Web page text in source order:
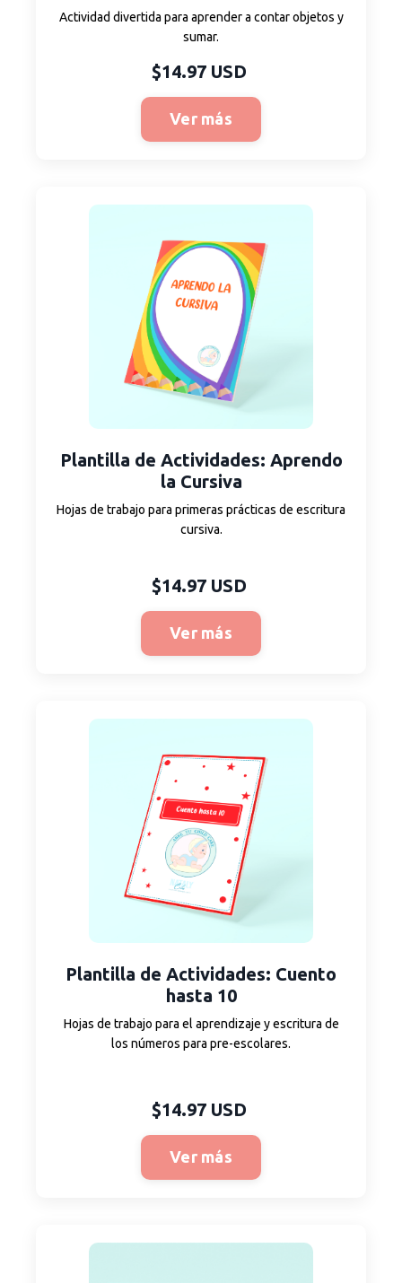
Actividad divertida para aprender a contar objetos y
sumar.
$14.97 USD
Ver más
Plantilla de Actividades: Aprendo
la Cursiva
Hojas de trabajo para primeras prácticas de escritura
cursiva.
$14.97 USD
Ver más
Plantilla de Actividades: Cuento
hasta 10
Hojas de trabajo para el aprendizaje y escritura de
los números para pre-escolares.
$14.97 USD
Ver más